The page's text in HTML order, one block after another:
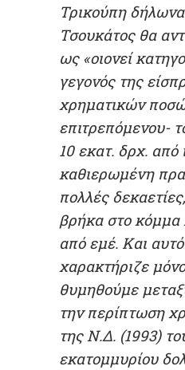
Τρικούπη
Τσουκάτος θα
ως «οιονεί
γεγονός της
χρηματικών
επιτρεπόμενου-
10 εκατ. δρχ. από
καθιερωμένη
πολλές
βρήκα στο κόμμα
από εμέ. Και
χαρακτήριζε
θυμηθούμε
την περίπτωση
της Ν.Δ. (1993)
εκατομμυρίου